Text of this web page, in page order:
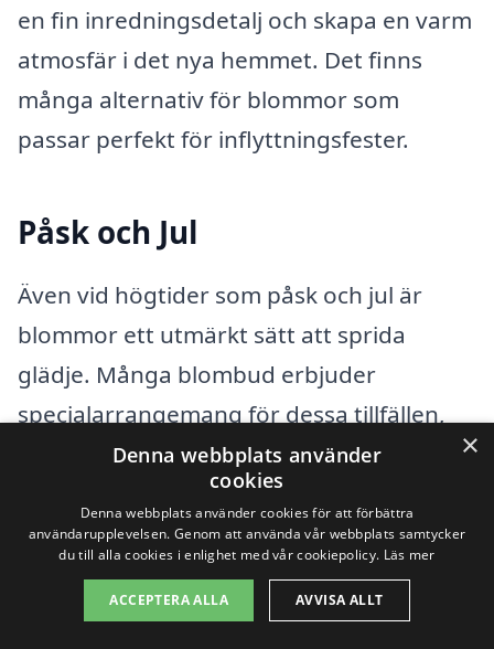
en fin inredningsdetalj och skapa en varm
atmosfär i det nya hemmet. Det finns
många alternativ för blommor som
passar perfekt för inflyttningsfester.
Påsk och Jul
Även vid högtider som påsk och jul är
blommor ett utmärkt sätt att sprida
glädje. Många blombud erbjuder
specialarrangemang för dessa tillfällen,
med blommor och dekorationer som är
anpassade för säsongen.
Gratulerar och Lycka Till
×
Denna webbplats använder
cookies
Denna webbplats använder cookies för att förbättra
användarupplevelsen. Genom att använda vår webbplats samtycker
du till alla cookies i enlighet med vår cookiepolicy. Läs mer
ACCEPTERA ALLA AVVISA ALLT